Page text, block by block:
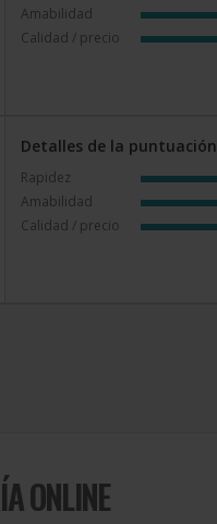
Amabilidad
Calidad / precio
Detalles de la puntuación
Rapidez
Amabilidad
Calidad / precio
ONLINE